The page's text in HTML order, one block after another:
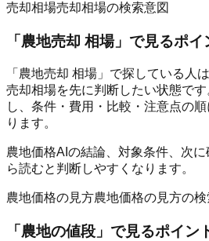
売却相場売却相場の検索意図
「農地売却 相場」で見るポイ
「農地売却 相場」で探している人
売却相場を先に判断したい状態で
し、条件・費用・比較・注意点の
ります。
農地価格AIの結論、対象条件、次
ら読むと判断しやすくなります。
農地価格の見方農地価格の見方の検
「 農地の値段 」で見るポイン